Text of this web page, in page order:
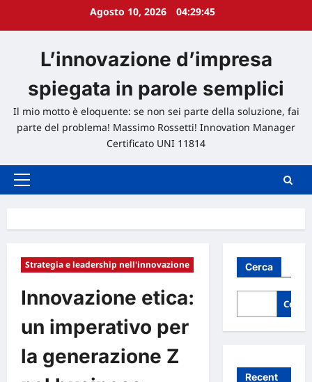
Agosto 10, 2026 04:29:46
L’innovazione d’impresa
spiegata in parole semplici
Il mio motto è eloquente: se non sei parte della soluzione, fai
parte del problema! Massimo Rossetti! Innovation Manager
Certificato UNI 11814
Menu
Strategia e leadership nell'innovazione
Innovazione etica:
un imperativo per
la generazione Z
Cerca
Cerca
Recent